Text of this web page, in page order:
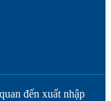
đến xuất nhập